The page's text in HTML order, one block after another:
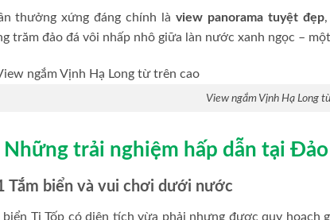
thưởng xứng đáng chính làview panorama tuyệt đẹp
trăm đảo đá vôi nhấp nhô giữa làn nước xanh ngọc –
View ngắm Vịnh Hạ Long
Những trải nghiệm hấp dẫn tại
Tắm biển và vui chơi dưới nước
biển Ti Tốp có diện tích vừa phải nhưng được quy hoạch